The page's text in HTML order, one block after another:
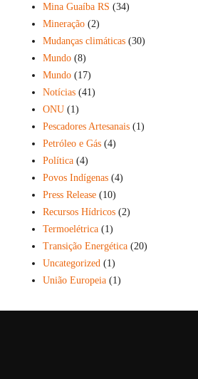
Mina Guaíba RS (34)
Mineração (2)
Mudanças climáticas (30)
Mundo (8)
Mundo (17)
Notícias (41)
ONU (1)
Pescadores Artesanais (1)
Petróleo e Gás (4)
Política (4)
Povos Indígenas (4)
Press Release (10)
Recursos Hídricos (2)
Termoelétrica (1)
Transição Energética (20)
Uncategorized (1)
União Europeia (1)